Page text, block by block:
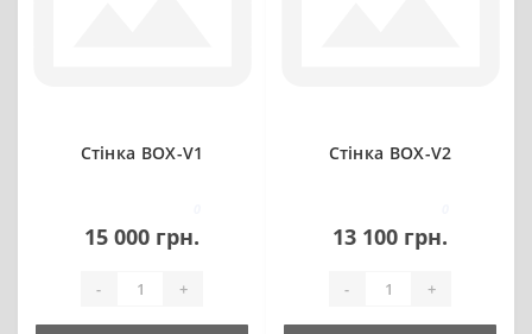
Стінка BOX-V1
15 000 грн.
- +
Стінка BOX-V2
13 100 грн.
- +